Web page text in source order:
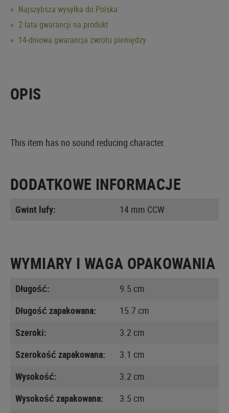
Najszybsza wysyłka do Polska
2 lata gwarancji na produkt
14-dniowa gwarancja zwrotu pieniędzy
OPIS
This item has no sound reducing character.
DODATKOWE INFORMACJE
Gwint lufy: 14 mm CCW
WYMIARY I WAGA OPAKOWANIA
Długość:
9.5 cm
Długość zapakowana:
15.7 cm
Szeroki:
3.2 cm
Szerokość zapakowana:
3.1 cm
Wysokość:
3.2 cm
Wysokość zapakowana:
3.5 cm